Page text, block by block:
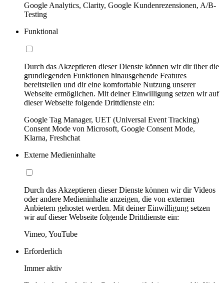
Google Analytics, Clarity, Google Kundenrezensionen, A/B-
Testing
Funktional
Durch das Akzeptieren dieser Dienste können wir dir über die
grundlegenden Funktionen hinausgehende Features
bereitstellen und dir eine komfortable Nutzung unserer
Webseite ermöglichen. Mit deiner Einwilligung setzen wir auf
dieser Webseite folgende Drittdienste ein:
Google Tag Manager, UET (Universal Event Tracking)
Consent Mode von Microsoft, Google Consent Mode,
Klarna, Freshchat
Externe Medieninhalte
Durch das Akzeptieren dieser Dienste können wir dir Videos
oder andere Medieninhalte anzeigen, die von externen
Anbietern gehostet werden. Mit deiner Einwilligung setzen
wir auf dieser Webseite folgende Drittdienste ein:
Vimeo, YouTube
Erforderlich
Immer aktiv